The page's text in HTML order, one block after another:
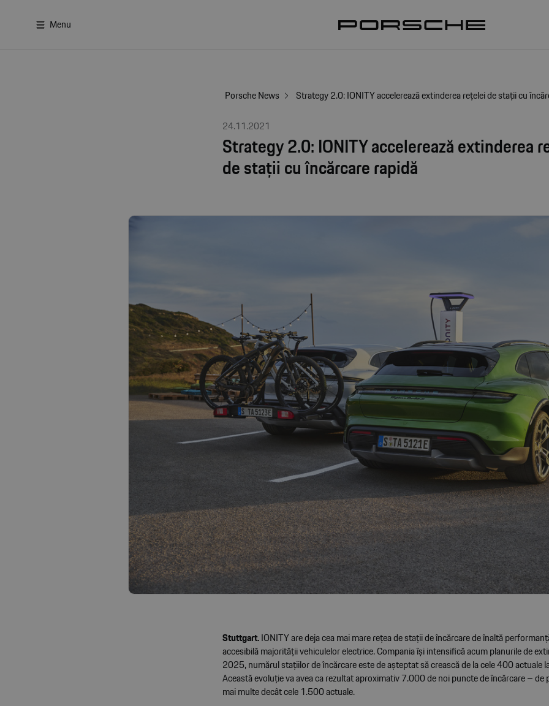
Menu
Porsche News
Strategy 2.0: IONITY accelerează extinderea rețelei de stații cu
24.11.2021
Strategy 2.0: IONITY accelerează extinderea
de stații cu încărcare rapidă
Stuttgart.IONITY are deja cea mai mare rețea de stații de încărcare de înaltă
accesibilă majorității vehiculelor electrice. Compania își intensifică acum planurile de
2025, numărul stațiilor de încărcare este de așteptat să crească de la cele 400 actuale
Această evoluție va avea ca rezultat aproximativ 7.000 de noi puncte de încărcare – de
mai multe decât cele 1.500 actuale.